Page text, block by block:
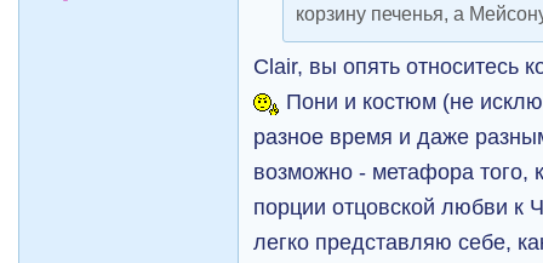
корзину печенья, а
Clair, вы опять относитесь
Пони и костюм (не
разное время и даже
возможно - метафора того,
порции отцовской любви к
легко представляю себе,